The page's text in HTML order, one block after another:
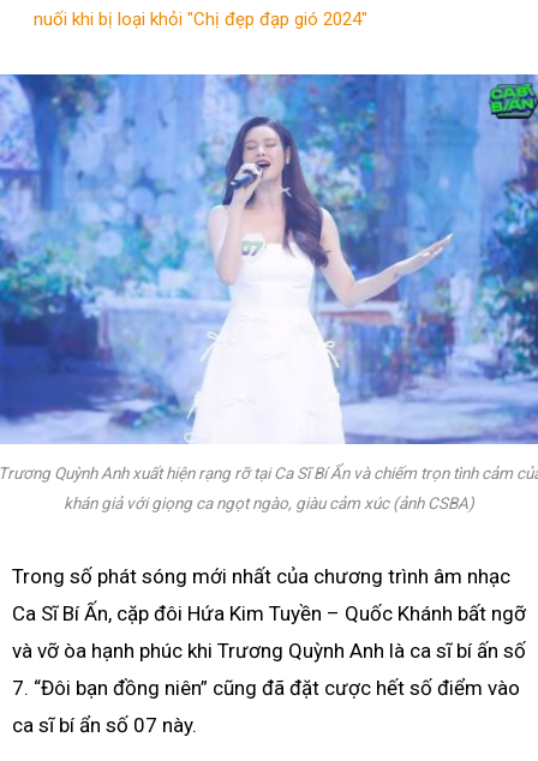
nuối khi bị loại khỏi "Chị đẹp đạp gió 2024"
Quỳnh Anh xuất hiện rạng rỡ tại Ca Sĩ Bí Ẩn và chiếm trọn tình cảm
khán giả với giọng ca ngọt ngào, giàu cảm xúc (ảnh CSBA)
Trong số phát sóng mới nhất của chương trình âm nhạc
Ca Sĩ Bí Ấn, cặp đôi Hứa Kim Tuyền – Quốc Khánh bất ngỡ
và vỡ òa hạnh phúc khi Trương Quỳnh Anh là ca sĩ bí ấn số
7. “Đôi bạn đồng niên” cũng đã đặt cược hết số điểm vào
ca sĩ bí ẩn số 07 này.